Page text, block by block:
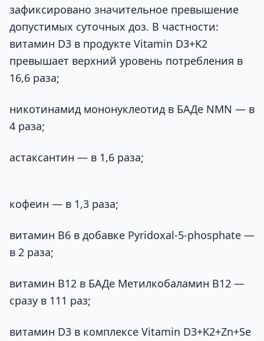
зафиксировано значительное превышение
допустимых суточных доз. В частности:
витамин D3 в продукте Vitamin D3+K2
превышает верхний уровень потребления в
16,6 раза;
никотинамид мононуклеотид в БАДе NMN — в
4 раза;
астаксантин — в 1,6 раза;
кофеин — в 1,3 раза;
витамин В6 в добавке Pyridoxal-5-phosphate —
в 2 раза;
витамин В12 в БАДе Метилкобаламин B12 —
сразу в 111 раз;
витамин D3 в комплексе Vitamin D3+K2+Zn+Se